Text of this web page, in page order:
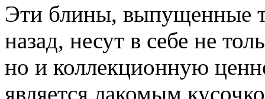
Эти блины, выпущенные
назад, несут в себе не
но и коллекционную
является лакомым